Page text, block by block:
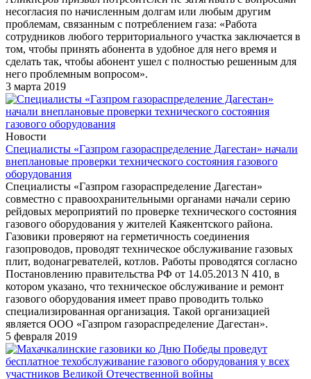
несогласия по начисленным долгам или любым другим
проблемам, связанным с потреблением газа: «Работа
сотрудников любого территориального участка заключается в
том, чтобы принять абонента в удобное для него время и
сделать так, чтобы абонент ушел с полностью решенным для
него проблемным вопросом».
3 марта 2019
Новости
Специалисты «Газпром газораспределение Дагестан» начали
внеплановые проверки технического состояния газового
оборудования
Специалисты «Газпром газораспределение Дагестан»
совместно с правоохранительными органами начали серию
рейдовых мероприятий по проверке технического состояния
газового оборудования у жителей Каякентского района.
Газовики проверяют на герметичность соединения
газопроводов, проводят техническое обслуживание газовых
плит, водонагревателей, котлов. Работы проводятся согласно
Постановлению правительства РФ от 14.05.2013 N 410, в
котором указано, что техническое обслуживание и ремонт
газового оборудования имеет право проводить только
специализированная организация. Такой организацией
является ООО «Газпром газораспределение Дагестан».
5 февраля 2019